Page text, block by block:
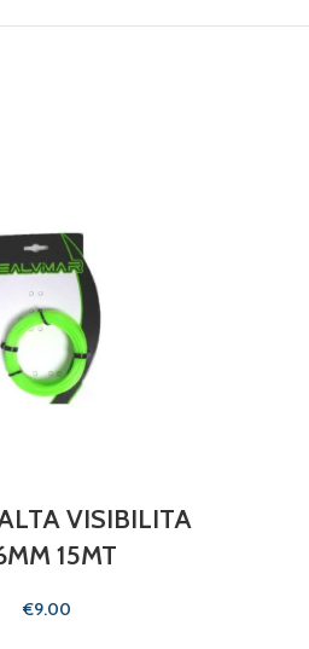
VISIBILITA
15MT
€